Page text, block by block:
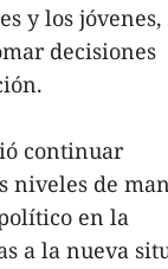
y los jóvenes,
decisiones
continuar
niveles de
en la
a la nueva